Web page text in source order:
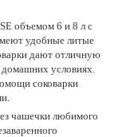
объемом 6 и 8 л с
удобные литые
дают отличную
условиях.
соковарки
чашечки любимого